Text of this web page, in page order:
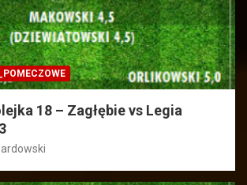
18 – Zagłębie vs Legia